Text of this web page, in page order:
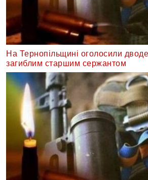
На Тернопільщині оголосили
загиблим старшим сержантом